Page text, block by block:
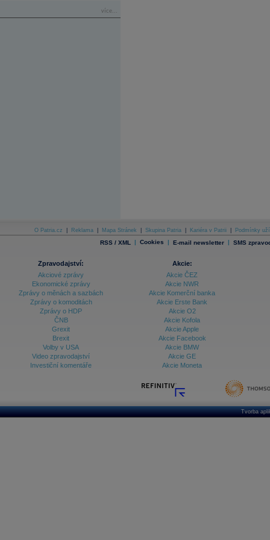
více...
O Patria.cz Reklama Mapa Stránek Skupina Patria Kariéra v Patrii Podmínky
RSS / XML | Cookies | E-mail newsletter | SMS
Zpravodajství:
Akciové zprávy
Ekonomické zprávy
Zprávy o měnách a sazbách
Zprávy o komoditách
Zprávy o HDP
ČNB
Grexit
Brexit
Volby v USA
Video zpravodajství
Investiční komentáře
Akcie:
Akcie ČEZ
Akcie NWR
Akcie Komerční banka
Akcie Erste Bank
Akcie O2
Akcie Kofola
Akcie Apple
Akcie Facebook
Akcie BMW
Akcie GE
Akcie Moneta
Tvorba